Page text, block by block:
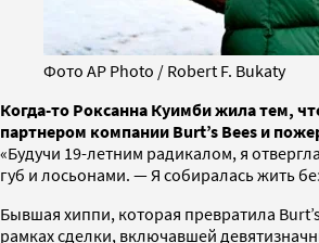
Фото AP Photo / Robert F. Bukaty
Когда-то Роксанна Куимби жила тем,
партнером компании Burt’s Bees и
«Будучи 19-летним радикалом, я
губ и лосьонами. — Я собиралась жить
Бывшая хиппи, которая превратила
рамках сделки, включавшей